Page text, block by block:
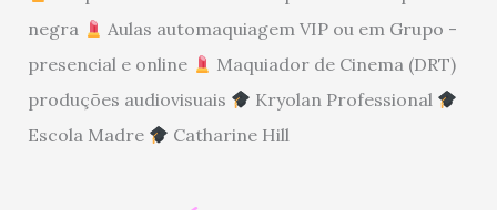
negra
Aulas automaquiagem VIP ou em Grupo -
presencial e online
Maquiador de Cinema (DRT)
produções audiovisuais
Kryolan Professional
Escola Madre
Catharine Hill